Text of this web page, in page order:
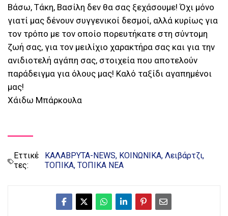
Βάσω, Τάκη, Βασίλη δεν θα σας ξεχάσουμε! Όχι μόνο
γιατί μας δένουν συγγενικοί δεσμοί, αλλά κυρίως για
τον τρόπο με τον οποίο πορευτήκατε στη σύντομη
ζωή σας, για τον μειλίχιο χαρακτήρα σας και για την
ανιδιοτελή αγάπη σας, στοιχεία που αποτελούν
παράδειγμα για όλους μας! Καλό ταξίδι αγαπημένοι
μας!
Χάιδω Μπάρκουλα
Εττικέ
τες:
ΚΑΛΑΒΡΥΤΑ-NEWS ΚΟΙΝΩΝΙΚΑ Λειβάρτζι
ΤΟΠΙΚΑ ΤΟΠΙΚΑ ΝΕΑ